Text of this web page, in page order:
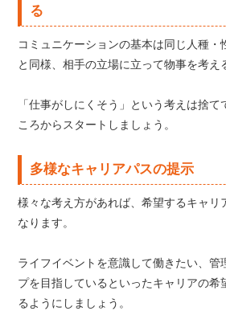
る
コミュニケーションの基本は同じ人種・
と同様、相手の立場に立って物事を考え
「仕事がしにくそう」という考えは捨て
ころからスタートしましょう。
多様なキャリアパスの提示
様々な考え方があれば、希望するキャリ
なります。
ライフイベントを意識して働きたい、管
プを目指しているといったキャリアの希
るようにしましょう。